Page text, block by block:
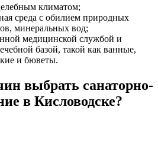
климатом;
среда с обилием природных
минеральных вод;
медицинской службой и
базой, такой как ванные,
и бюветы.
выбрать санаторно-
в Кисловодске?